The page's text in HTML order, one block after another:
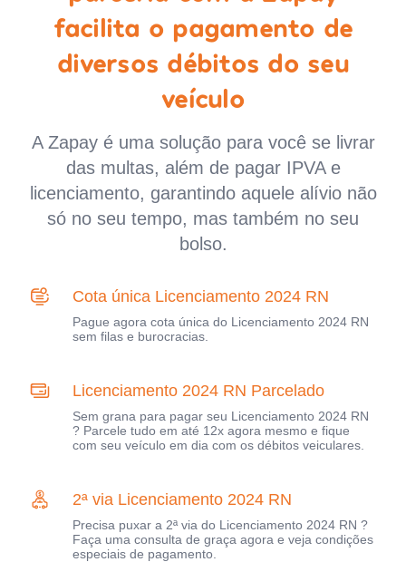
facilita o pagamento de
diversos débitos do seu
veículo
A Zapay é uma solução para você se livrar
das multas, além de pagar IPVA e
licenciamento, garantindo aquele alívio não
só no seu tempo, mas também no seu
bolso.
Cota única Licenciamento 2024 RN
Pague agora cota única do Licenciamento 2024 RN
sem filas e burocracias.
Licenciamento 2024 RN Parcelado
Sem grana para pagar seu Licenciamento 2024 RN
? Parcele tudo em até 12x agora mesmo e fique
com seu veículo em dia com os débitos veiculares.
2ª via Licenciamento 2024 RN
Precisa puxar a 2ª via do Licenciamento 2024 RN ?
Faça uma consulta de graça agora e veja condições
especiais de pagamento.